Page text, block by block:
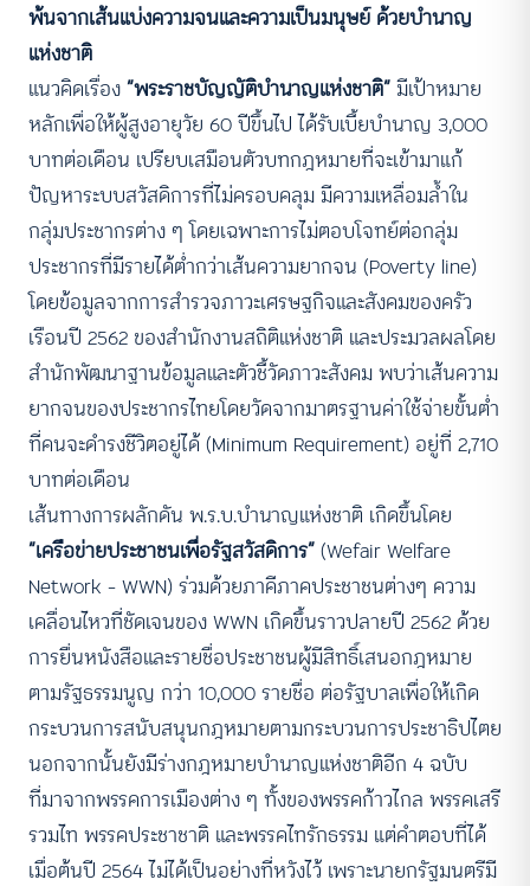
พ้นจากเส้นแบ่งความจนและความเป็นมนุษย์ ด้วยบำนาญ
แห่งชาติ
แนวคิดเรื่อง“พระราชบัญญัติบำนาญแห่งชาติ”มีเป้าหมาย
หลักเพื่อให้ผู้สูงอายุวัย 60 ปีขึ้นไป ได้รับเบี้ยบำนาญ 3,000
บาทต่อเดือน เปรียบเสมือนตัวบทกฎหมายที่จะเข้ามาแก้
ปัญหาระบบสวัสดิการที่ไม่ครอบคลุม มีความเหลื่อมล้ำใน
กลุ่มประชากรต่าง ๆ โดยเฉพาะการไม่ตอบโจทย์ต่อกลุ่ม
ประชากรที่มีรายได้ต่ำกว่าเส้นความยากจน (Poverty line)
โดยข้อมูลจากการสำรวจภาวะเศรษฐกิจและสังคมของครัว
เรือนปี 2562 ของสำนักงานสถิติแห่งชาติ และประมวลผลโดย
สำนักพัฒนาฐานข้อมูลและตัวชี้วัดภาวะสังคม พบว่าเส้นความ
ยากจนของประชากรไทยโดยวัดจากมาตรฐานค่าใช้จ่ายขั้นต่ำ
ที่คนจะดำรงชีวิตอยู่ได้ (Minimum Requirement) อยู่ที่ 2,710
บาทต่อเดือน
เส้นทางการผลักดัน พ.ร.บ.บำนาญแห่งชาติ เกิดขึ้นโดย
“เครือข่ายประชาชนเพื่อรัฐสวัสดิการ”(Wefair Welfare
Network – WWN) ร่วมด้วยภาคีภาคประชาชนต่างๆ ความ
เคลื่อนไหวที่ชัดเจนของ WWN เกิดขึ้นราวปลายปี 2562 ด้วย
การยื่นหนังสือและรายชื่อประชาชนผู้มีสิทธิ์เสนอกฎหมาย
ตามรัฐธรรมนูญ กว่า 10,000 รายชื่อ ต่อรัฐบาลเพื่อให้เกิด
กระบวนการสนับสนุนกฎหมายตามกระบวนการประชาธิปไตย
นอกจากนั้นยังมีร่างกฎหมายบำนาญแห่งชาติอีก 4 ฉบับ
ที่มาจากพรรคการเมืองต่าง ๆ ทั้งของพรรคก้าวไกล พรรคเสรี
รวมไท พรรคประชาชาติ และพรรคไทรักธรรม แต่คำตอบที่ได้
เมื่อต้นปี 2564 ไม่ได้เป็นอย่างที่หวังไว้ เพราะนายกรัฐมนตรีมี